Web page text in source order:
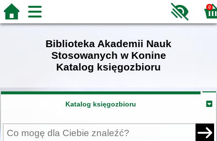
0
Biblioteka Akademii Nauk
Stosowanych w Konine
Katalog księgozbioru
Katalog księgozbioru